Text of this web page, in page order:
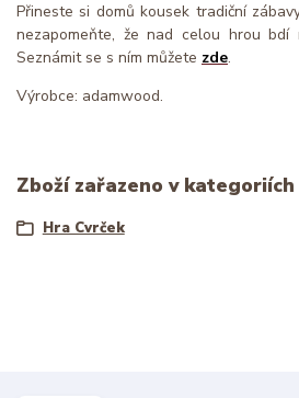
Přineste si domů kousek tradiční
nezapomeňte, že nad celou hrou bdí
Seznámit se s ním můžete zde.
Výrobce: adamwood.
Zboží zařazeno v kategoriích
Hra Cvrček